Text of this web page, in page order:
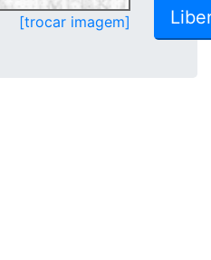
[trocar imagem]